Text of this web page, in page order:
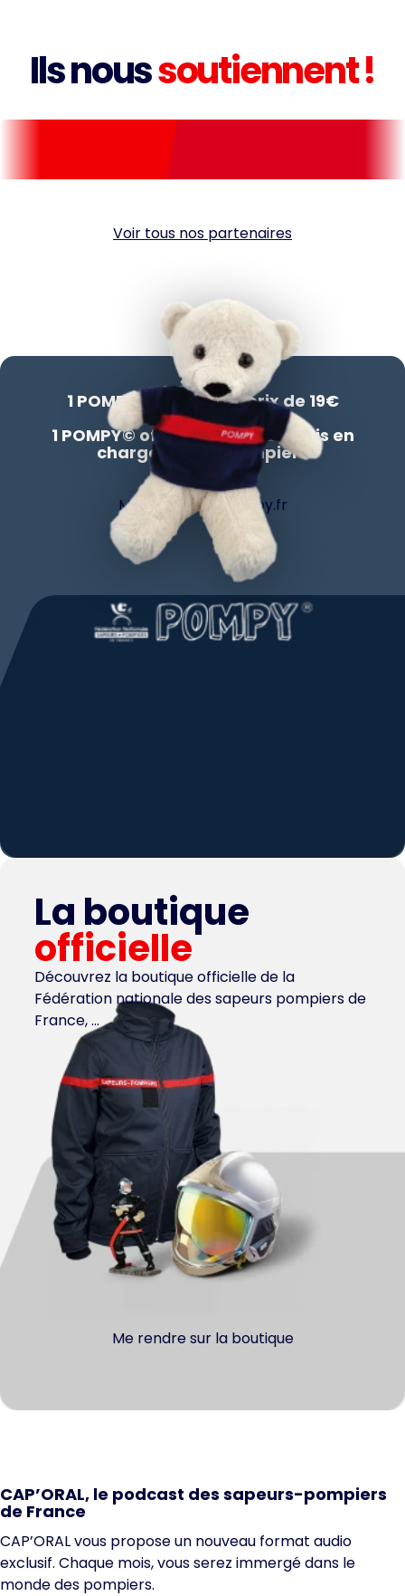
Ils noussoutiennent !
Voir tous nos partenaires
1 POMPY© acheté au prix de 19€
=
1 POMPY© offert à un enfant pris en
charge par les pompiers
Me rendre sur pompy.fr
La boutique
officielle
Découvrez la boutique officielle de la
Fédération nationale des sapeurs pompiers de
France, …
Me rendre sur la boutique
CAP’ORAL, le podcast des sapeurs-pompiers
de France
CAP’ORAL vous propose un nouveau format audio
exclusif. Chaque mois, vous serez immergé dans le
monde des pompiers.